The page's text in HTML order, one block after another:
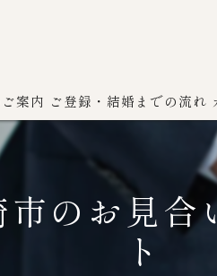
案内 ご登録・結婚までの流れ
のお見
ト